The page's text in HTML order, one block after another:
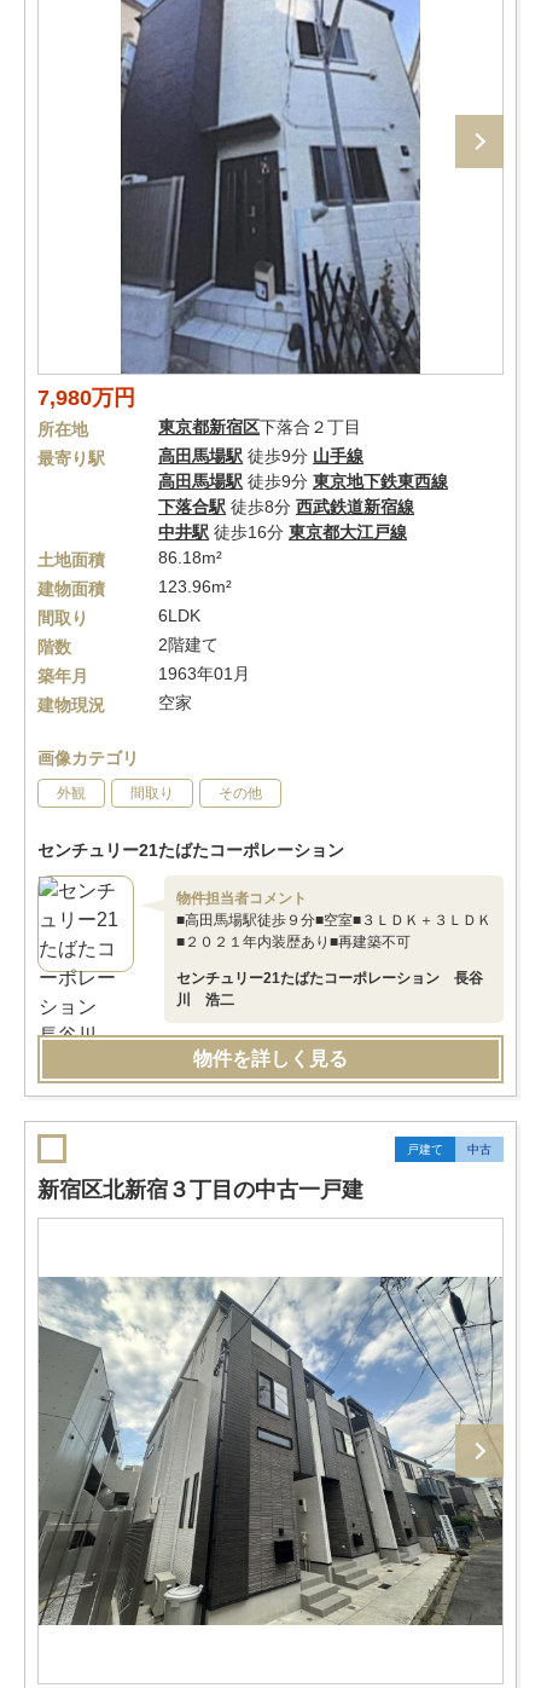
7,980万円
所在地 東京都新宿区下落合２丁目
最寄り駅
高田馬場駅 徒歩9分 山手線
高田馬場駅 徒歩9分 東京地下鉄東西線
下落合駅 徒歩8分 西武鉄道新宿線
中井駅 徒歩16分 東京都大江戸線
土地面積
86.18m²
建物面積
123.96m²
間取り
6LDK
階数
2階建て
築年月
1963年01月
建物現況
空家
画像カテゴリ
外観 間取り その他
センチュリー21たばたコーポレーション
物件担当者コメント
■高田馬場駅徒歩９分■空室■３ＬＤＫ＋３ＬＤＫ
■２０２１年内装歴あり■再建築不可
センチュリー21たばたコーポレーション 長谷
川 浩二
物件を詳しく見る
戸建て 中古
新宿区北新宿３丁目の中古一戸建